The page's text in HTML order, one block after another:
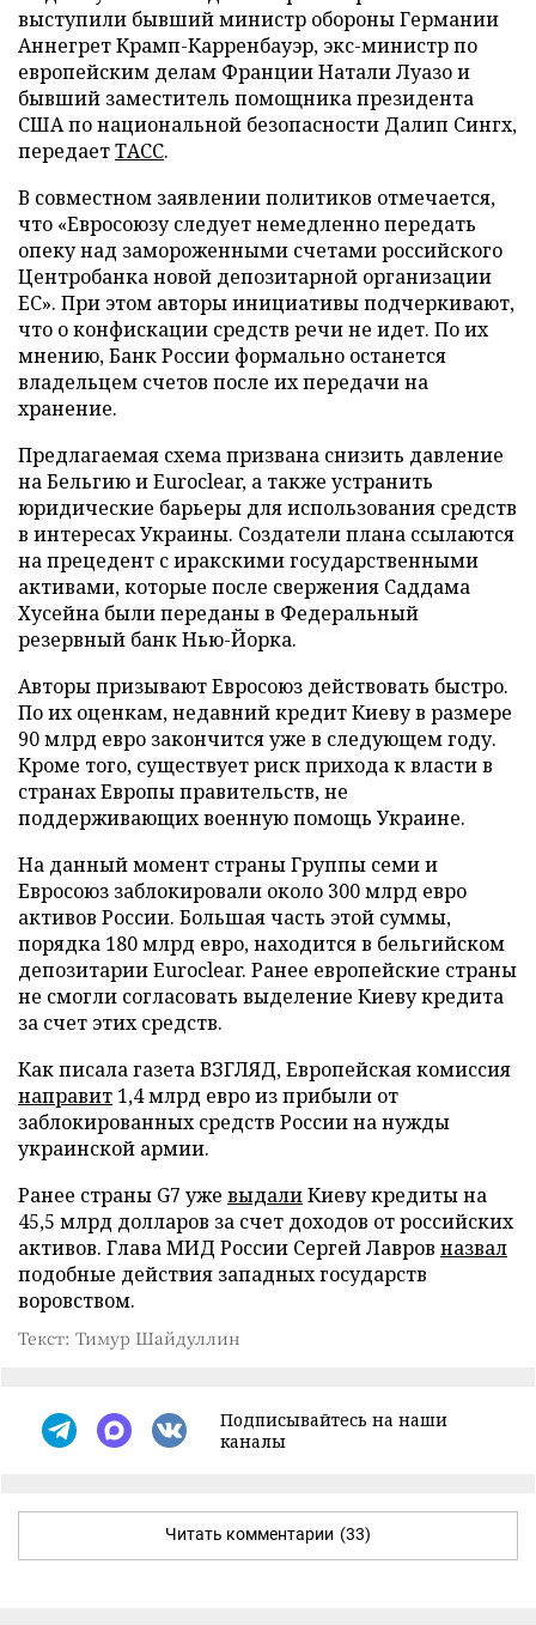
выступили бывший министр обороны Германии
Аннегрет Крамп-Карренбауэр, экс-министр по
европейским делам Франции Натали Луазо и
бывший заместитель помощника президента
США по национальной безопасности Далип Сингх,
передаетТАСС.
В совместном заявлении политиков отмечается,
что «Евросоюзу следует немедленно передать
опеку над замороженными счетами российского
Центробанка новой депозитарной организации
ЕС». При этом авторы инициативы подчеркивают,
что о конфискации средств речи не идет. По их
мнению, Банк России формально останется
владельцем счетов после их передачи на
хранение.
Предлагаемая схема призвана снизить давление
на Бельгию и Euroclear, а также устранить
юридические барьеры для использования средств
в интересах Украины. Создатели плана ссылаются
на прецедент с иракскими государственными
активами, которые после свержения Саддама
Хусейна были переданы в Федеральный
резервный банк Нью-Йорка.
Авторы призывают Евросоюз действовать быстро.
По их оценкам, недавний кредит Киеву в размере
90 млрд евро закончится уже в следующем году.
Кроме того, существует риск прихода к власти в
странах Европы правительств, не
поддерживающих военную помощь Украине.
На данный момент страны Группы семи и
Евросоюз заблокировали около 300 млрд евро
активов России. Большая часть этой суммы,
порядка 180 млрд евро, находится в бельгийском
депозитарии Euroclear. Ранее европейские страны
не смогли согласовать выделение Киеву кредита
за счет этих средств.
Как писала газета ВЗГЛЯД, Европейская комиссия
направит 1,4 млрд евро из прибыли от
заблокированных средств России на нужды
украинской армии.
Ранее страны G7 уже выдалиКиеву кредиты на
45,5 млрд долларов за счет доходов от российских
активов. Глава МИД России Сергей Лавров назвал
подобные действия западных государств
воровством.
Текст: Тимур Шайдуллин
Подписывайтесь на наши
каналы
Читать комментарии (33)